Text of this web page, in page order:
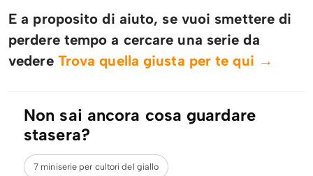
E a proposito di aiuto, se vuoi smettere di
perdere tempo a cercare una serie da
vedere Trova quella giusta per te qui →
Non sai ancora cosa guardare
stasera?
7 miniserie per cultori del giallo